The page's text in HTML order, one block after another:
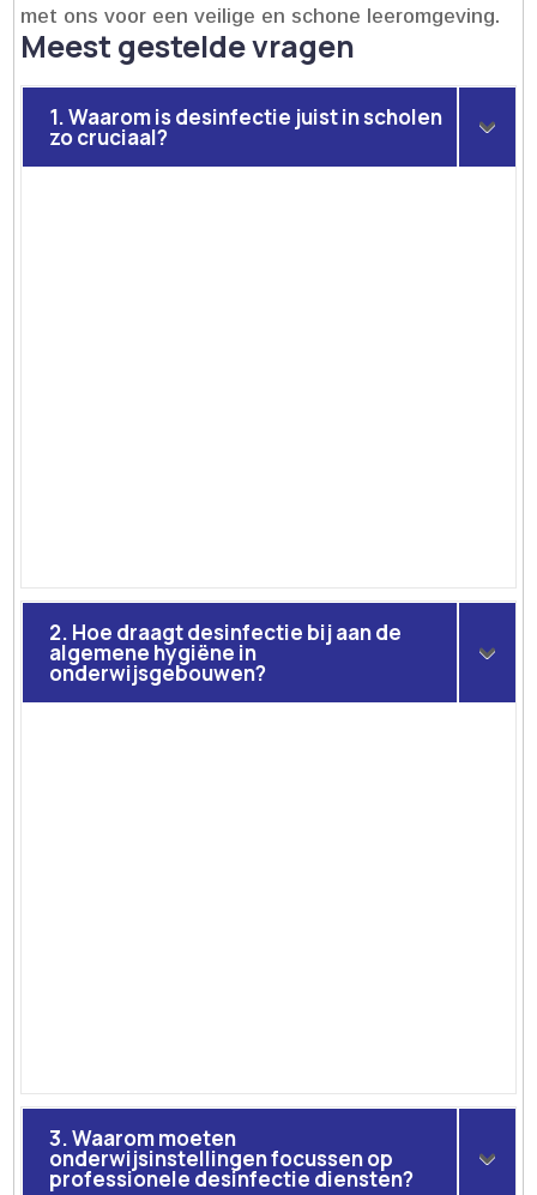
met ons voor een veilige en schone leeromgeving.​
Meest gestelde vragen
1. Waarom is desinfectie juist in scholen
zo cruciaal?
2. Hoe draagt desinfectie bij aan de
algemene hygiëne in
onderwijsgebouwen?
3. Waarom moeten
onderwijsinstellingen focussen op
professionele desinfectie diensten?